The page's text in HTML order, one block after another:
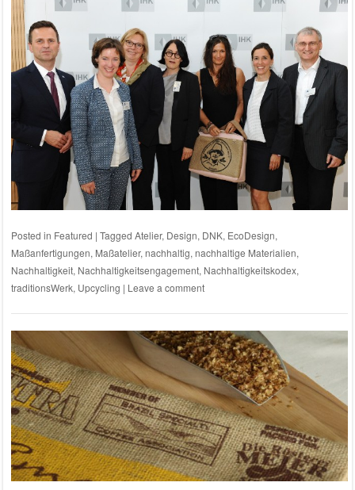
Posted in Featured | Tagged Atelier, Design, DNK, EcoDesign,
Maßanfertigungen, Maßatelier, nachhaltig, nachhaltige Materialien,
Nachhaltigkeit, Nachhaltigkeitsengagement, Nachhaltigkeitskodex,
traditionsWerk, Upcycling | Leave a comment